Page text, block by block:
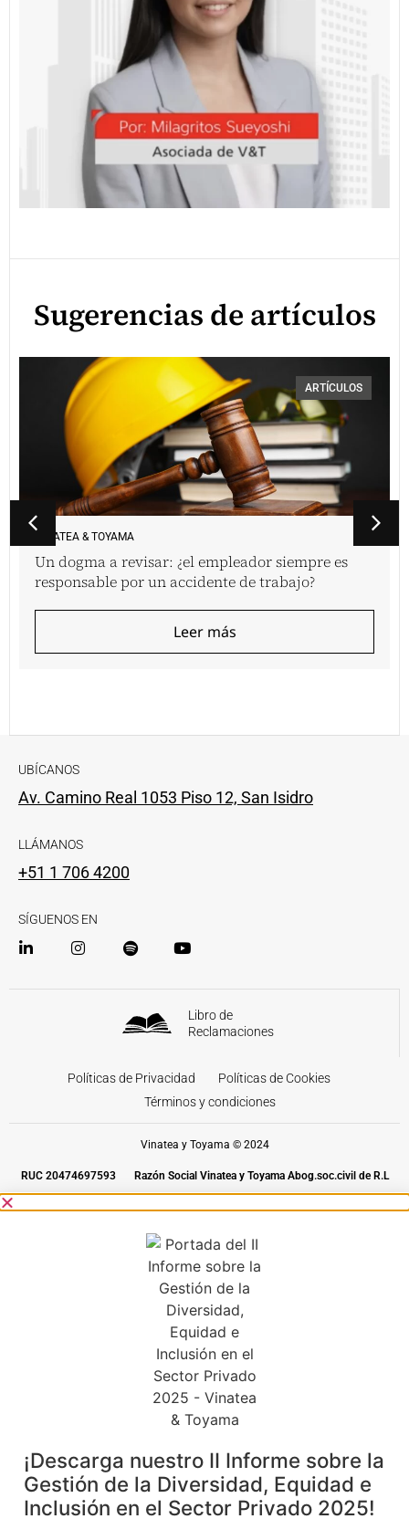
Sugerencias de artículos
ARTÍCULOS
VINATEA & TOYAMA
Un dogma a revisar: ¿el empleador siempre es
responsable por un accidente de trabajo?
Leer más
UBÍCANOS
Av. Camino Real 1053 Piso 12, San Isidro
LLÁMANOS
+51 1 706 4200
SÍGUENOS EN
Libro de
Reclamaciones
Políticas de Privacidad
Políticas de Cookies
Términos y condiciones
Vinatea y Toyama © 2024
RUC 20474697593 Razón Social Vinatea y Toyama Abog.soc.civil de R.L
¡Descarga nuestro II Informe sobre la
Gestión de la Diversidad, Equidad e
Inclusión en el Sector Privado 2025!